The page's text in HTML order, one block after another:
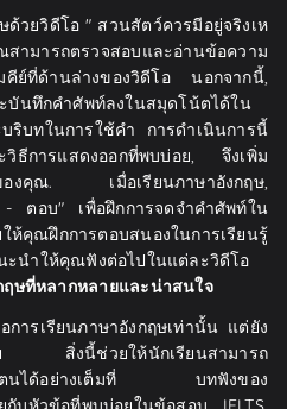
วยวิดีโอ " สวนสัตว์ควรมีอยู่จริงเห
มารถตรวจสอบและอ่านข้อความ
คีย์ที่ด้านล่างของวิดีโอ นอกจากนี้,
นทึกคำศัพท์ลงในสมุดโน้ตได้ใน
ริบทในการใช้คำ การดำเนินการนี้
วิธีการแสดงออกที่พบบ่อย, จึงเพิ่ม
ของคุณ. เมื่อเรียนภาษาอังกฤษ,
ตอบ" เพื่อฝึกการจดจำคำศัพท์ใน
คุณฝึกการตอบสนองในการเรียนรู้
ะนำให้คุณฟังต่อไปในแต่ละวิดีโอ
ฤษที่หลากหลายและน่าสนใจ
การเรียนภาษาอังกฤษเท่านั้น แต่ยัง
ย สิ่งนี้ช่วยให้นักเรียนสามารถ
องตนได้อย่างเต็มที่ บทฟังของ